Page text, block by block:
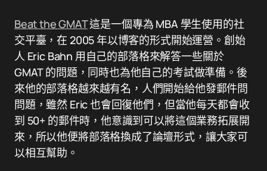
Beat the GMAT這是一個專為 MBA 學生使用的社
交平臺，在 2005 年以博客的形式開始運營。創始
人 Eric Bahn 用自己的部落格來解答一些關於
GMAT 的問題，同時也為他自己的考試做準備。後
來他的部落格越來越有名，人們開始給他發郵件問
問題，雖然 Eric 也會回復他們，但當他每天都會收
到 50+ 的郵件時，他意識到可以將這個業務拓展開
來，所以他便將部落格換成了論壇形式，讓大家可
以相互幫助。